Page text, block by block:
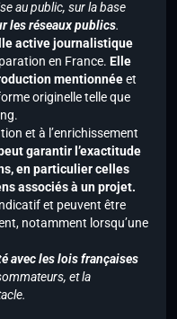
au public, sur la base
les réseaux publics.
active journalistique
en France. Elle
mentionnéeet
originelle telle que
et à l’enrichissement
garantir l’exactitude
en particulier celles
associés à un projet.
et peuvent être
notamment lorsqu’une
avec les lois françaises
et la